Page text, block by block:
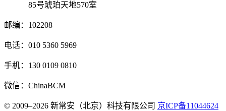
85号琥珀天地570室
邮编：102208
电话：010 5360 5969
手机：130 0109 0810
微信：ChinaBCM
© 2009–2026 新常安（北京）科技有限公司 京ICP备11044624